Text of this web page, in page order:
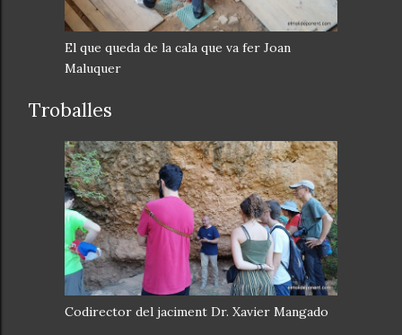
El que queda de la cala que va fer Joan
Maluquer
Troballes
Codirector del jaciment Dr. Xavier Mangado